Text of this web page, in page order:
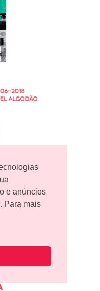
e anúncios
Para mais